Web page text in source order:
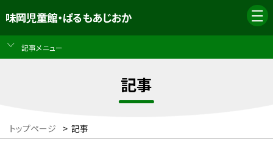
味岡児童館・ぱるもあじおか
記事メニュー
記事
トップページ > 記事